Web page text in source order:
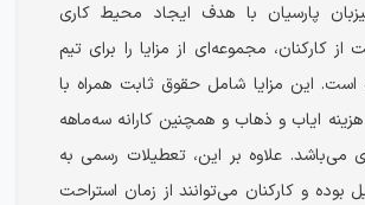
پارسیان با هدف ایجاد محیط کاری
کارکنان، مجموعه‌ای از مزایا را برای تیم
است. این مزایا شامل حقوق ثابت همراه با
هزینه ایاب و ذهاب و همچنین کارانه سه‌ماهه
می‌باشد. علاوه بر این، تعطیلات رسمی به
و کارکنان می‌توانند از زمان استراحت